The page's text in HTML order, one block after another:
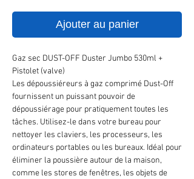
Ajouter au panier
Gaz sec DUST-OFF Duster Jumbo 530ml +
Pistolet (valve)
Les dépoussiéreurs à gaz comprimé Dust-Off
fournissent un puissant pouvoir de
dépoussiérage pour pratiquement toutes les
tâches. Utilisez-le dans votre bureau pour
nettoyer les claviers, les processeurs, les
ordinateurs portables ou les bureaux. Idéal pour
éliminer la poussière autour de la maison,
comme les stores de fenêtres, les objets de